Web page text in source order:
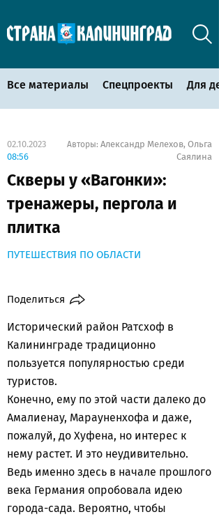
Все материалы Спецпроекты Для
02.10.2023
08:56
Авторы: Александр Мелехов, Ольга
Саялина
Скверы у «Вагонки»:
тренажеры, пергола и
плитка
ПУТЕШЕСТВИЯ ПО ОБЛАСТИ
Поделиться
Исторический район Ратсхоф в
Калининграде традиционно
пользуется популярностью среди
туристов.
Конечно, ему по этой части далеко до
Амалиенау, Марауненхофа и даже,
пожалуй, до Хуфена, но интерес к
нему растет. И это неудивительно.
Ведь именно здесь в начале прошлого
века Германия опробовала идею
города-сада. Вероятно, чтобы